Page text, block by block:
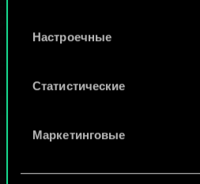
Найти подробную
используем ваши файлы
«Настройки» ниже.
Настроечные
Статистические
Маркетинговые